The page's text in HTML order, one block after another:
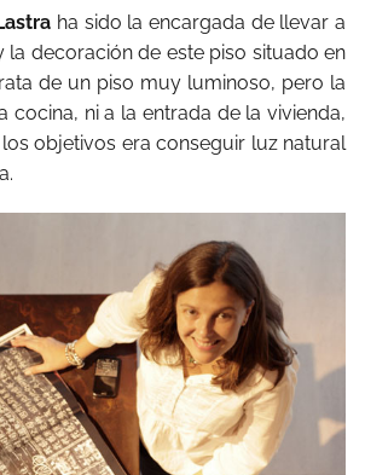
ha sido la encargada de llevar a
decoración de este piso situado en
de un piso muy luminoso, pero la
cocina, ni a la entrada de la vivienda,
objetivos era conseguir luz natural